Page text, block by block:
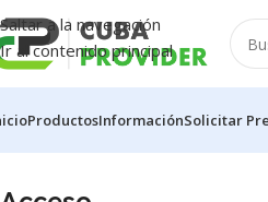
Saltar a la navegación
Ir al contenido principal
ProductosInformaciónSolicitar